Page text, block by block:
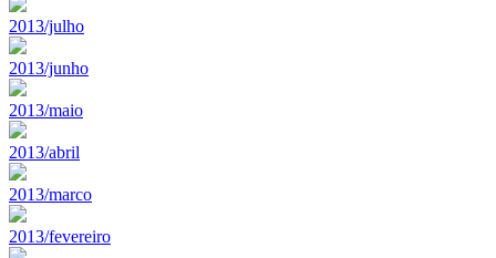
2013/julho
2013/junho
2013/maio
2013/abril
2013/marco
2013/fevereiro